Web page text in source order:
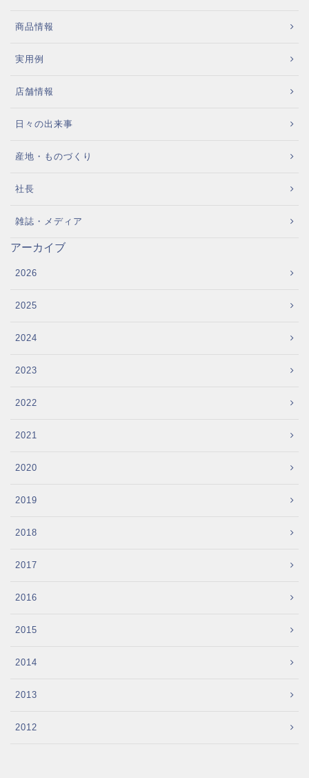
商品情報
実用例
店舗情報
日々の出来事
産地・ものづくり
社長
雑誌・メディア
アーカイブ
2026
2025
2024
2023
2022
2021
2020
2019
2018
2017
2016
2015
2014
2013
2012